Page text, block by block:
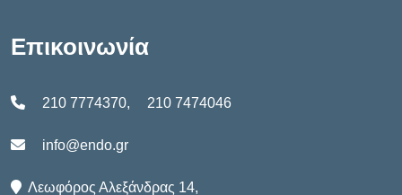
Επικοινωνία
210 7774370, 210 7474046
info@endo.gr
Λεωφόρος Αλεξάνδρας 14,